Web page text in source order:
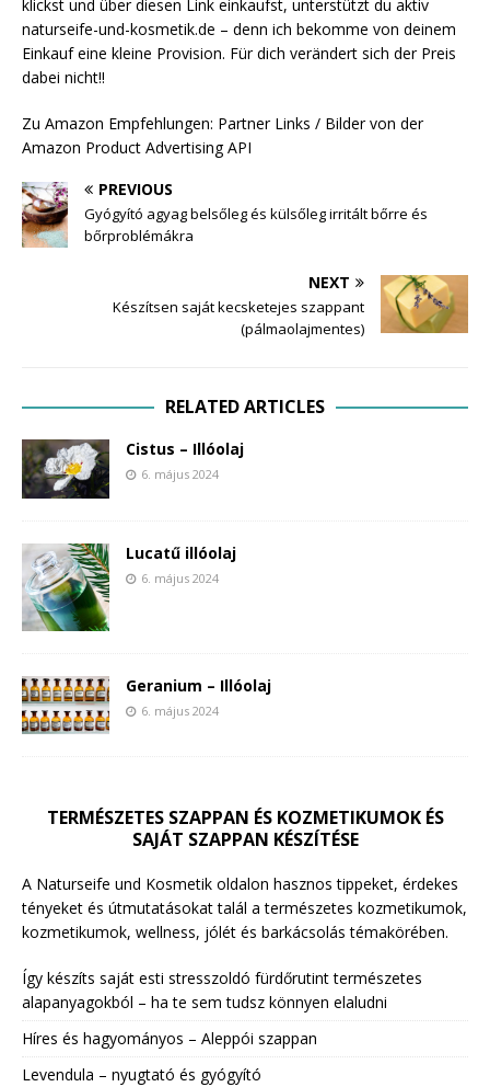
klickst und über diesen Link einkaufst, unterstützt du aktiv
naturseife-und-kosmetik.de – denn ich bekomme von deinem
Einkauf eine kleine Provision. Für dich verändert sich der Preis
dabei nicht!!
Zu Amazon Empfehlungen: Partner Links / Bilder von der
Amazon Product Advertising API
PREVIOUS
Gyógyító agyag belsőleg és külsőleg irritált bőrre és
bőrproblémákra
NEXT
Készítsen saját kecsketejes szappant
(pálmaolajmentes)
RELATED ARTICLES
Cistus – Illóolaj
6. május 2024
Lucatű illóolaj
6. május 2024
Geranium – Illóolaj
6. május 2024
TERMÉSZETES SZAPPAN ÉS KOZMETIKUMOK ÉS
SAJÁT SZAPPAN KÉSZÍTÉSE
A Naturseife und Kosmetik oldalon hasznos tippeket, érdekes
tényeket és útmutatásokat talál a természetes kozmetikumok,
kozmetikumok, wellness, jólét és barkácsolás témakörében.
Így készíts saját esti stresszoldó fürdőrutint természetes
alapanyagokból – ha te sem tudsz könnyen elaludni
Híres és hagyományos – Aleppói szappan
Levendula – nyugtató és gyógyító